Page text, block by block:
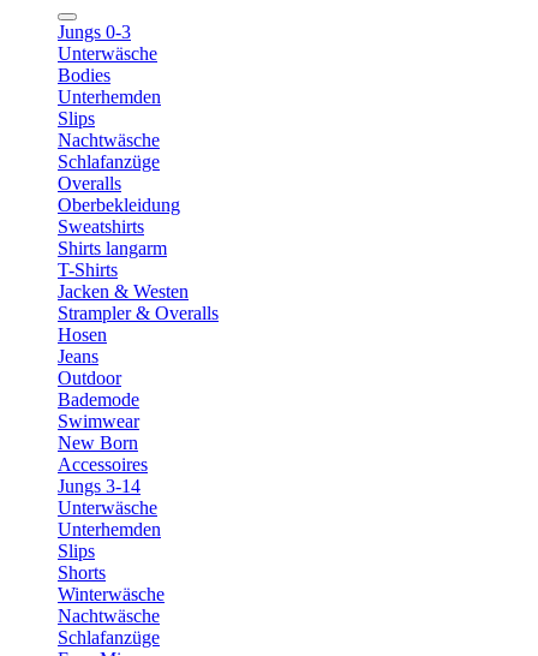
Jungs 0-3
Unterwäsche
Bodies
Unterhemden
Slips
Nachtwäsche
Schlafanzüge
Overalls
Oberbekleidung
Sweatshirts
Shirts langarm
T-Shirts
Jacken & Westen
Strampler & Overalls
Hosen
Jeans
Outdoor
Bademode
Swimwear
New Born
Accessoires
Jungs 3-14
Unterwäsche
Unterhemden
Slips
Shorts
Winterwäsche
Nachtwäsche
Schlafanzüge